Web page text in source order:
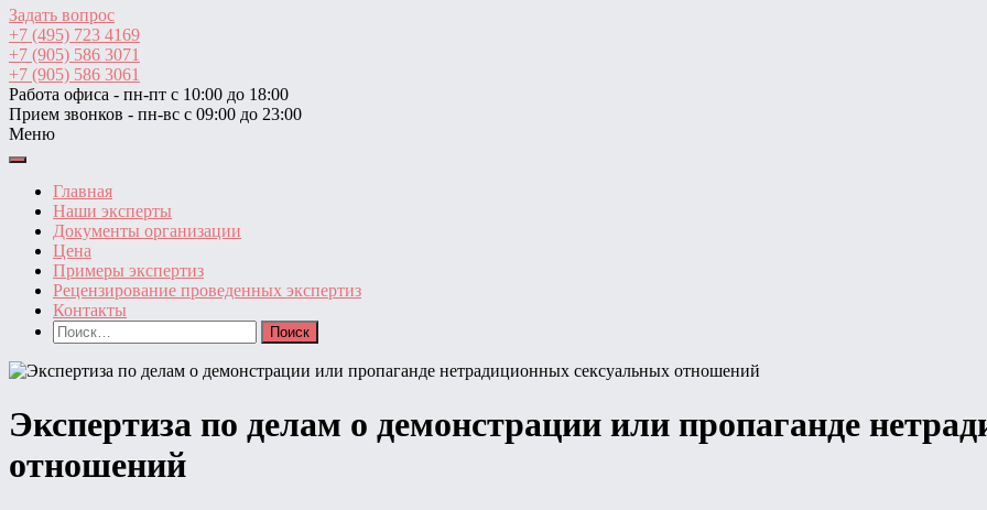
Задать вопрос
+7 (495) 723 4169
+7 (905) 586 3071
+7 (905) 586 3061
Работа офиса - пн-пт с 10:00 до 18:00
Прием звонков - пн-вс с 09:00 до 23:00
Меню
Главная
Наши эксперты
Документы организации
Цена
Примеры экспертиз
Рецензирование проведенных экспертиз
Контакты
Найти:
Экспертиза по делам о демонстрации или пропаганде
отношений